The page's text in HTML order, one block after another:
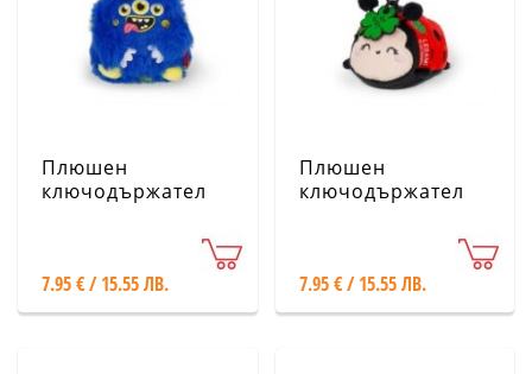
Плюшен
ключодържател
7.95 € / 15.55 ЛВ.
Плюшен
ключодържател
7.95 € / 15.55 ЛВ.